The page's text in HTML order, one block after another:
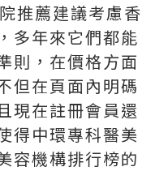
推薦建議考慮香
多年來它們都能
則，在價格方面
但在頁面內明碼
現在註冊會員還
得中環專科醫美
容機構排行榜的